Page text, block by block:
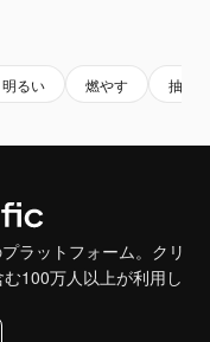
明るい 燃やす 抽象
ラットフォーム。クリ
100万人以上が利用し